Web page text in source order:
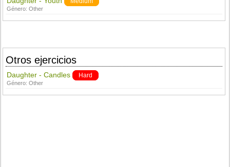
Género:Other
Otros ejercicios
Daughter - Candles Hard
Género:Other